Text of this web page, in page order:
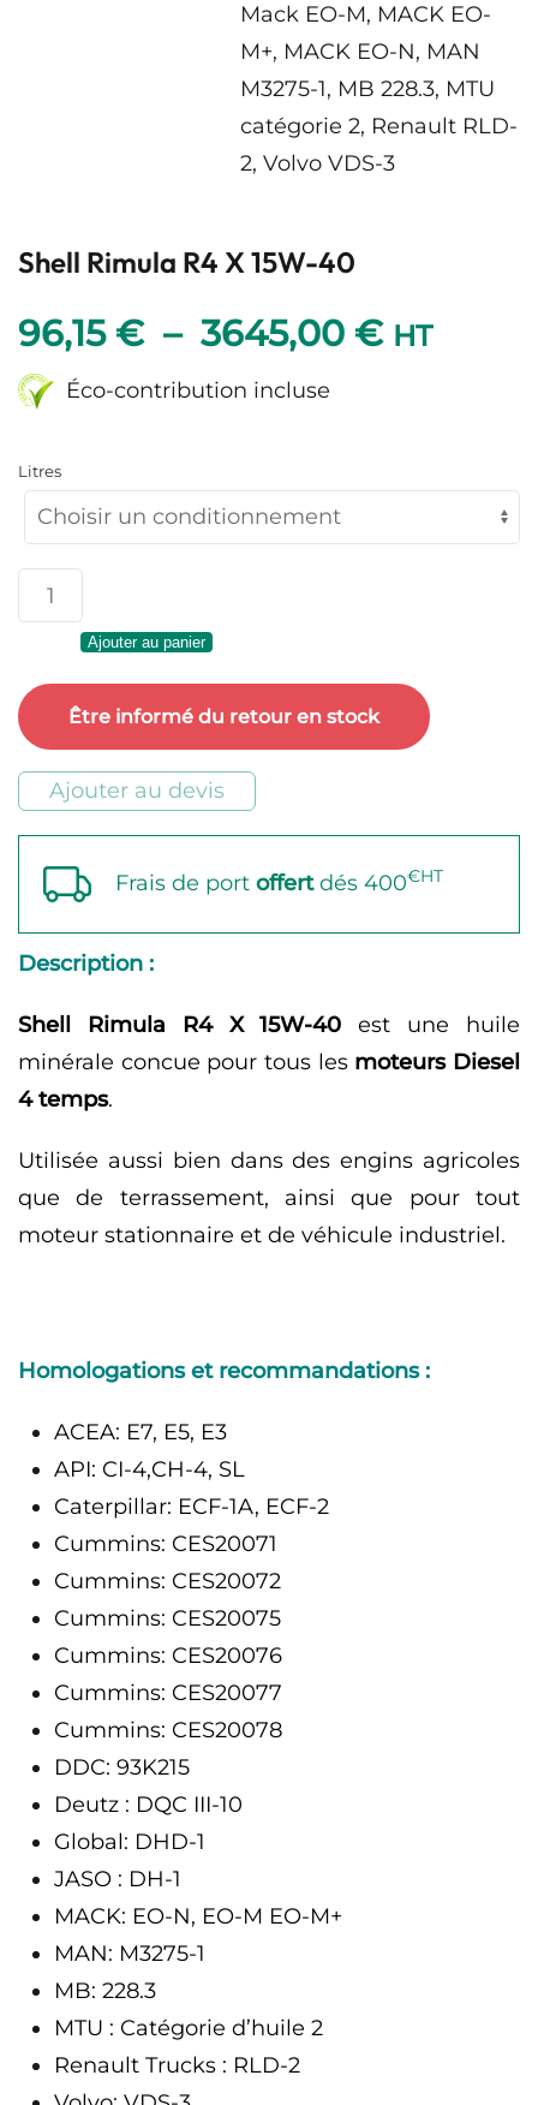
Mack EO-M, MACK EO-
M+, MACK EO-N, MAN
M3275-1, MB 228.3, MTU
catégorie 2, Renault RLD-
2, Volvo VDS-3
Shell Rimula R4 X 15W-40
96,15€ – 3645,00 €Plage
96,15 €
à
HT
Éco-contribution incluse
Litres
quantité
de
Rimula
R4
X
15W-
Ajouter au panier
Être informé du retour en stock
Ajouter au devis
Frais de port offertdés 400€HT
Description :
Shell Rimula R4 X 15W-40 est une huile
minérale concue pour tous les moteurs Diesel
4 temps.
Utilisée aussi bien dans des engins agricoles
que de terrassement, ainsi que pour tout
moteur stationnaire et de véhicule industriel.
Homologations et recommandations :
ACEA: E7, E5, E3
API: CI-4,CH-4, SL
Caterpillar: ECF-1A, ECF-2
Cummins: CES20071
Cummins: CES20072
Cummins: CES20075
Cummins: CES20076
Cummins: CES20077
Cummins: CES20078
DDC: 93K215
Deutz : DQC III-10
Global: DHD-1
JASO : DH-1
MACK: EO-N, EO-M EO-M+
MAN: M3275-1
MB: 228.3
MTU : Catégorie d’huile 2
Renault Trucks : RLD-2